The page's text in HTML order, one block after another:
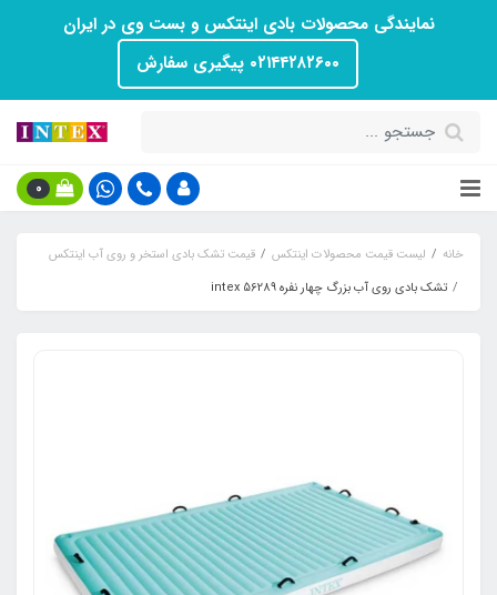
نمایندگی محصولات بادی اینتکس و بست وی در ایران
۰۲۱۴۴۲۸۲۶۰۰ پیگیری سفارش
0
خانه لیست قیمت محصولات اینتکس
قیمت تشک بادی استخر و روی آب اینتکس
تشک بادی روی آب بزرگ چهار نفره intex 56289